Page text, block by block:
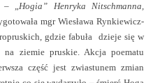
– „Hogia” Henryka Nitschmanna,
mgr Wiesława Rynkiewicz-
gdzie fabuła dzieje się w
na ziemie pruskie. Akcja poematu
część jest zwiastunem zmian